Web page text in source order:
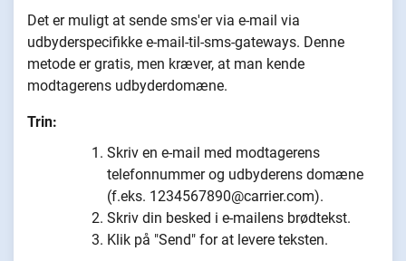
Det er muligt at sende sms'er via e-mail via
udbyderspecifikke e-mail-til-sms-gateways. Denne
metode er gratis, men kræver, at man kende
modtagerens udbyderdomæne.
Trin:
Skriv en e-mail med modtagerens
telefonnummer og udbyderens domæne
(f.eks. 1234567890@carrier.com).
Skriv din besked i e-mailens brødtekst.
Klik på "Send" for at levere teksten.